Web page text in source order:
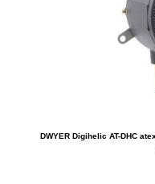
DWYER Digihelic AT-DHC